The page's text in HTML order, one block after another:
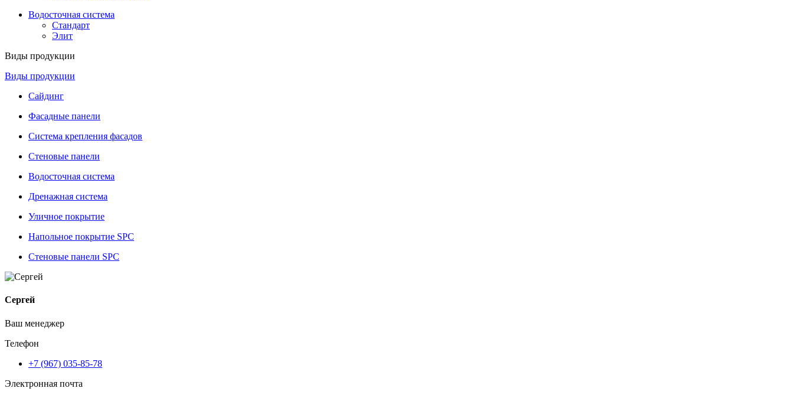
Водосточная система
Стандарт
Элит
Виды продукции
Виды продукции
Сайдинг
Фасадные панели
Система крепления фасадов
Стеновые панели
Водосточная система
Дренажная система
Уличное покрытие
Напольное покрытие SPC
Стеновые панели SPC
Сергей
Ваш менеджер
Телефон
+7 (967) 035-85-78
Электронная почта